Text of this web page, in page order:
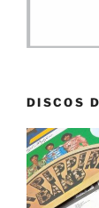
DISCOS